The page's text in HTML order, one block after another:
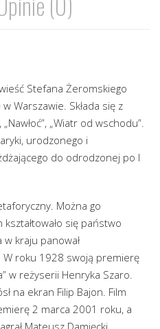
Stefana Żeromskiego
Warszawie. Składa się z
„Wiatr od wschodu”.
urodzonego i
do odrodzonej po I
Można go
się państwo
kraju panował
W roku 1928 swoją premierę
w reżyserii Henryka Szaro.
na ekran Filip Bajon. Film
2 marca 2001 roku, a
Mateusz Damięcki.